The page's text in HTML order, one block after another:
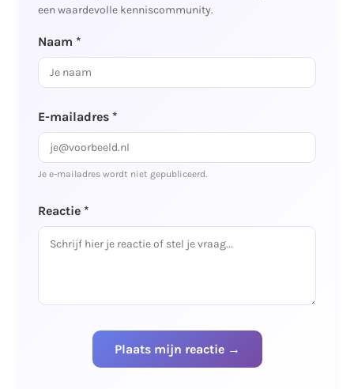
een waardevolle kenniscommunity.
Reactie *
Naam *
E-mailadres *
Je e-mailadres wordt niet gepubliceerd.